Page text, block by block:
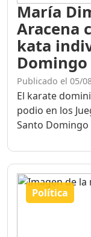
María
Aracena
kata
Domingo
Publicado el 05/
El karate
podio en los
Santo Domingo
Política